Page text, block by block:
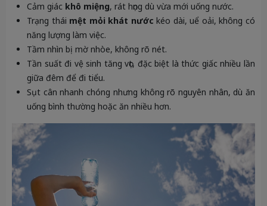
Cảm giác khô miệng, rát họng dù vừa mới uống nước.
Trạng thái mệt mỏi khát nước kéo dài, uể oải, không có
năng lượng làm việc.
Tầm nhìn bị mờ nhòe, không rõ nét.
Tần suất đi vệ sinh tăng vọt, đặc biệt là thức giấc nhiều lần
giữa đêm để đi tiểu.
Sụt cân nhanh chóng nhưng không rõ nguyên nhân, dù ăn
uống bình thường hoặc ăn nhiều hơn.